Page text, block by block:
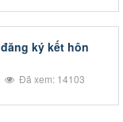
ký kết hôn
Đã xem: 14103